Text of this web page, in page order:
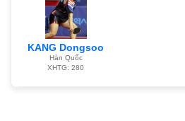
KANG Dongsoo
Hàn Quốc
XHTG: 280